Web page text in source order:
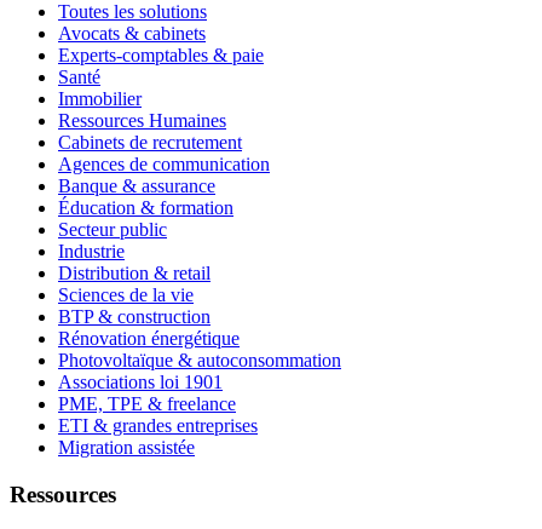
Toutes les solutions
Avocats & cabinets
Experts-comptables & paie
Santé
Immobilier
Ressources Humaines
Cabinets de recrutement
Agences de communication
Banque & assurance
Éducation & formation
Secteur public
Industrie
Distribution & retail
Sciences de la vie
BTP & construction
Rénovation énergétique
Photovoltaïque & autoconsommation
Associations loi 1901
PME, TPE & freelance
ETI & grandes entreprises
Migration assistée
Ressources